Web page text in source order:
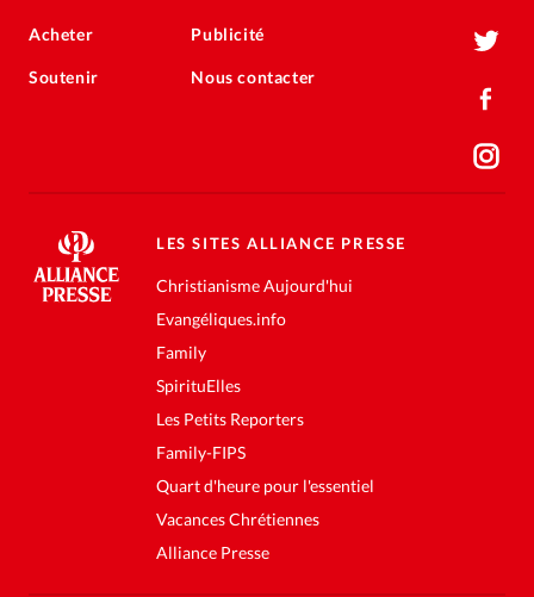
Acheter
Soutenir
Publicité
Nous contacter
LES SITES ALLIANCE PRESSE
Christianisme Aujourd'hui
Evangéliques.info
Family
SpirituElles
Les Petits Reporters
Family-FIPS
Quart d'heure pour l'essentiel
Vacances Chrétiennes
Alliance Presse